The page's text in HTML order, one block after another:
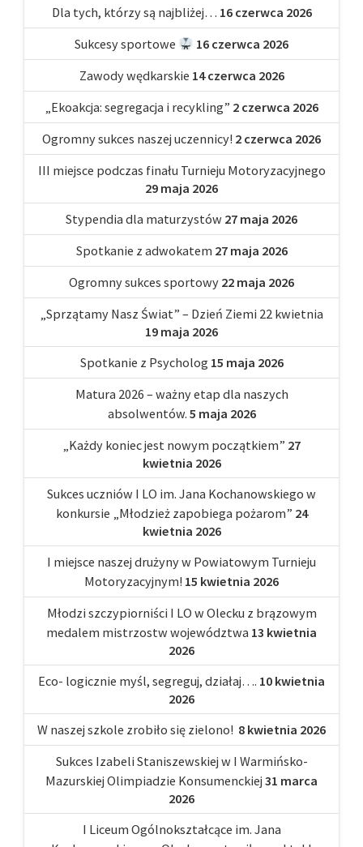
Dla tych, którzy są najbliżej… 16 czerwca 2026
Sukcesy sportowe
16 czerwca 2026
Zawody wędkarskie 14 czerwca 2026
„Ekoakcja: segregacja i recykling” 2 czerwca 2026
Ogromny sukces naszej uczennicy! 2 czerwca 2026
III miejsce podczas finału Turnieju Motoryzacyjnego
29 maja 2026
Stypendia dla maturzystów 27 maja 2026
Spotkanie z adwokatem 27 maja 2026
Ogromny sukces sportowy 22 maja 2026
„Sprzątamy Nasz Świat” – Dzień Ziemi 22 kwietnia
19 maja 2026
Spotkanie z Psycholog 15 maja 2026
Matura 2026 – ważny etap dla naszych
absolwentów. 5 maja 2026
„Każdy koniec jest nowym początkiem” 27
kwietnia 2026
Sukces uczniów I LO im. Jana Kochanowskiego w
konkursie „Młodzież zapobiega pożarom” 24
kwietnia 2026
I miejsce naszej drużyny w Powiatowym Turnieju
Motoryzacyjnym! 15 kwietnia 2026
Młodzi szczypiorniści I LO w Olecku z brązowym
medalem mistrzostw województwa 13 kwietnia
2026
Eco- logicznie myśl, segreguj, działaj…. 10 kwietnia
2026
W naszej szkole zrobiło się zielono! 8 kwietnia 2026
Sukces Izabeli Staniszewskiej w I Warmińsko-
Mazurskiej Olimpiadzie Konsumenckiej 31 marca
2026
I Liceum Ogólnokształcące im. Jana